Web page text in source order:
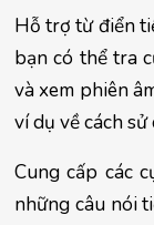
Hỗ trợ từ điển
bạn có thể tra
và xem phiên
ví dụ về cách
Cung cấp các
những câu nói